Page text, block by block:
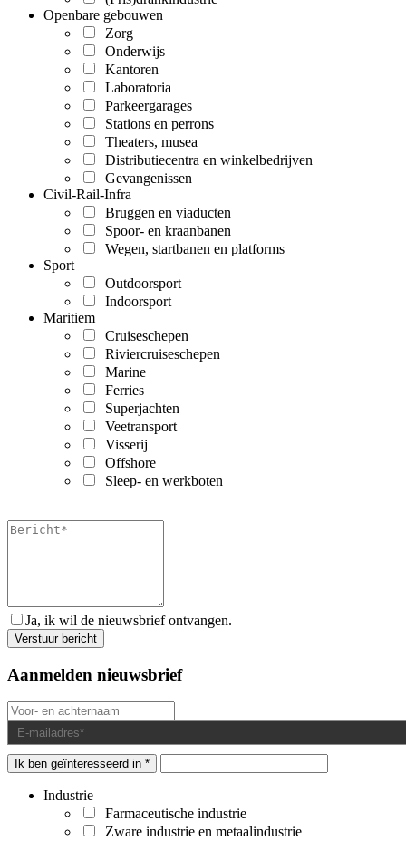
Openbare gebouwen
Zorg
Onderwijs
Kantoren
Laboratoria
Parkeergarages
Stations en perrons
Theaters, musea
Distributiecentra en winkelbedrijven
Gevangenissen
Civil-Rail-Infra
Bruggen en viaducten
Spoor- en kraanbanen
Wegen, startbanen en platforms
Sport
Outdoorsport
Indoorsport
Maritiem
Cruiseschepen
Riviercruiseschepen
Marine
Ferries
Superjachten
Veetransport
Visserij
Offshore
Sleep- en werkboten
Ja, ik wil de nieuwsbrief ontvangen.
Aanmelden nieuwsbrief
Ik ben geïnteresseerd in *
Industrie
Farmaceutische industrie
Zware industrie en metaalindustrie